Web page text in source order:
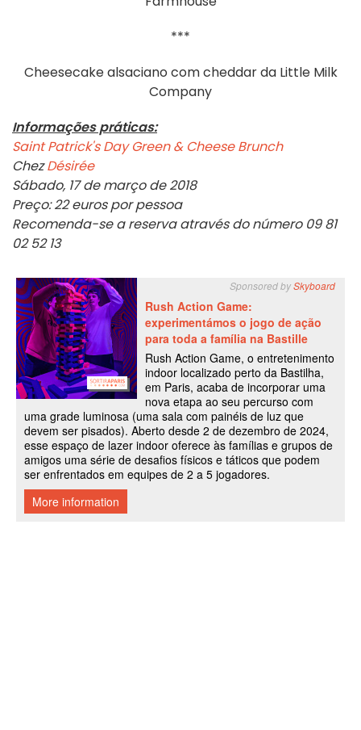
***
Cheesecake alsaciano com cheddar da Little Milk
Company
Informações práticas:
Saint Patrick's Day Green & Cheese Brunch
ChezDésirée
Sábado, 17 de março de 2018
Preço: 22 euros por pessoa
Recomenda-se a reserva através do número 09 81
02 52 13